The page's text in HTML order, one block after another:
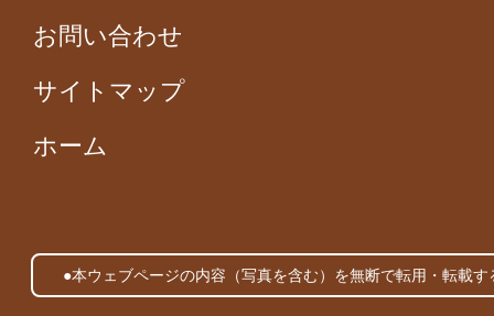
お問い合わせ
サイトマップ
ホーム
●本ウェブページの内容（写真を含む）を無断で転用・転載